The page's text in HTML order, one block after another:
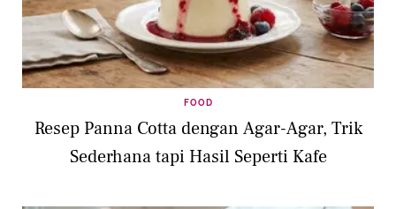
FOOD
Resep Panna Cotta dengan Agar-Agar, Trik
Sederhana tapi Hasil Seperti Kafe